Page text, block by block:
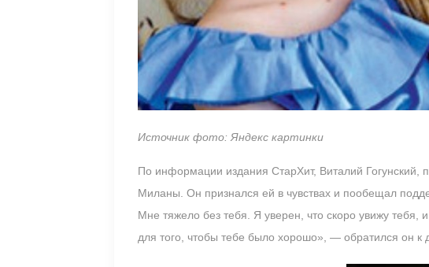
Источник фото: Яндекс картинки
По информации издания СтарХит, Виталий Гогунский,
Миланы. Он признался ей в чувствах и пообещал
Мне тяжело без тебя. Я уверен, что скоро увижу тебя,
для того, чтобы тебе было хорошо», — обратился он к